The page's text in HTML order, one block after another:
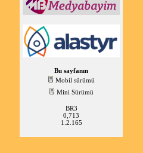
Bu sayfanın
Mobil sürümü
Mini Sürümü
BR3
0,713
1.2.165